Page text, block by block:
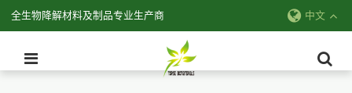
全生物降解材料及制品专业生产商 中文